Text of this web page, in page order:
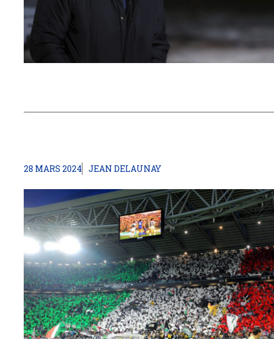
28 MARS 2024 JEAN DELAUNAY